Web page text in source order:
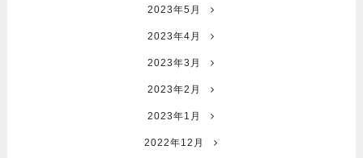
2023年5月
2023年4月
2023年3月
2023年2月
2023年1月
2022年12月